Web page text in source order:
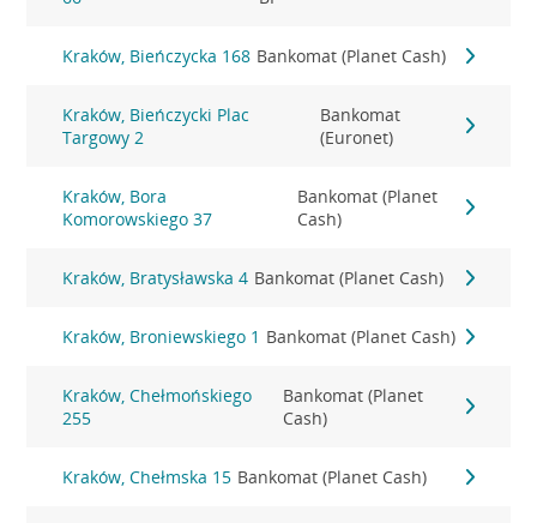
Kraków, Bieńczycka 168 Bankomat (Planet Cash)
Kraków, Bieńczycki Plac
Targowy 2
Bankomat
(Euronet)
Kraków, Bora
Komorowskiego 37
Bankomat (Planet
Cash)
Kraków, Bratysławska 4 Bankomat (Planet Cash)
Kraków, Broniewskiego 1 Bankomat (Planet Cash)
Kraków, Chełmońskiego
255
Bankomat (Planet
Cash)
Kraków, Chełmska 15 Bankomat (Planet Cash)